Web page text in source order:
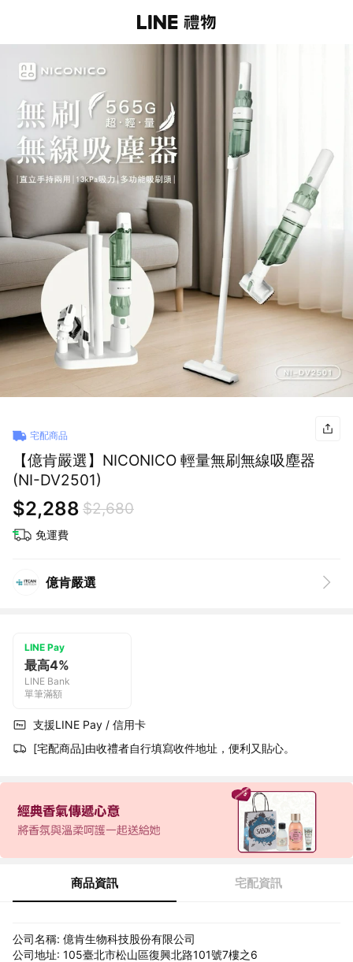
宅配商品
【億肯嚴選】NICONICO 輕量無刷無線吸塵器
(NI-DV2501)
$2,288 $2,680
免運費
億肯嚴選
LINE Pay
最高4%
LINE Bank
單筆滿額
支援LINE Pay / 信用卡
[宅配商品]由收禮者自行填寫收件地址，便利又貼心。
商品資訊 宅配資訊
公司名稱: 億肯生物科技股份有限公司
公司地址: 105臺北市松山區復興北路101號7樓之6